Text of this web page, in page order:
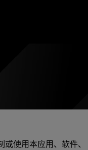
使用本应用、软件、